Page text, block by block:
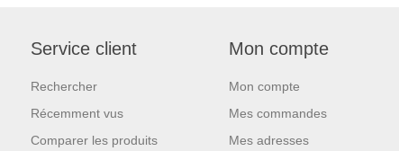
Service client
Rechercher
Récemment vus
Comparer les produits
Mon compte
Mon compte
Mes commandes
Mes adresses